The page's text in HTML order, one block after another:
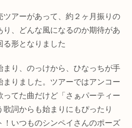
ツアーがあって、約２ヶ月振りの
り、どんな風になるのか期待があ
る形となりました
まり、のっけから、ひなっちが手
まりました。ツアーではアンコー
ってた曲だけど「さぁパーティー
詞からも始まりにもぴったり
！いつものシンペイさんのポーズ